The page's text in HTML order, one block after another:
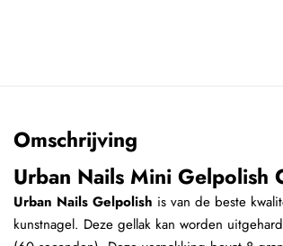
Omschrijving
Urban Nails Mini Gelpolish
Urban Nails Gelpolish is van de beste
kunstnagel. Deze gellak kan worden